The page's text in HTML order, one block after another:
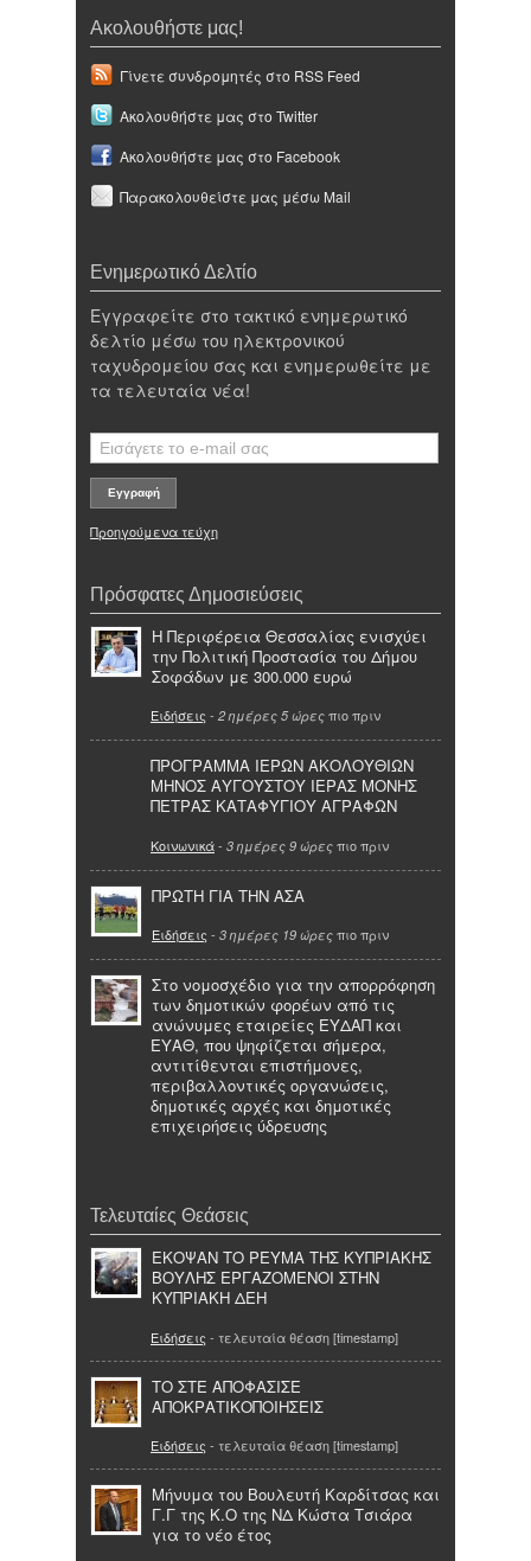
Ακολουθήστε μας!
Γίνετε συνδρομητές στο RSS Feed
Ακολουθήστε μας στο Twitter
Ακολουθήστε μας στο Facebook
Παρακολουθείστε μας μέσω Mail
Ενημερωτικό Δελτίο
Εγγραφείτε στο τακτικό ενημερωτικό
δελτίο μέσω του ηλεκτρονικού
ταχυδρομείου σας και ενημερωθείτε με
τα τελευταία νέα!
Προηγούμενα τεύχη
Πρόσφατες Δημοσιεύσεις
Η Περιφέρεια Θεσσαλίας ενισχύει
την Πολιτική Προστασία του Δήμου
Σοφάδων με 300.000 ευρώ
Ειδήσεις - 2 ημέρες 5 ώρες πιο πριν
ΠΡΟΓΡΑΜΜΑ ΙΕΡΩΝ ΑΚΟΛΟΥΘΙΩΝ
ΜΗΝΟΣ ΑΥΓΟΥΣΤΟΥ ΙΕΡΑΣ ΜΟΝΗΣ
ΠΕΤΡΑΣ ΚΑΤΑΦΥΓΙΟΥ ΑΓΡΑΦΩΝ
Κοινωνικά- 3 ημέρες 9 ώρες πιο πριν
ΠΡΩΤΗ ΓΙΑ ΤΗΝ ΑΣΑ
Ειδήσεις - 3 ημέρες 19 ώρες πιο πριν
Στο νομοσχέδιο για την απορρόφηση
των δημοτικών φορέων από τις
ανώνυμες εταιρείες ΕΥΔΑΠ και
ΕΥΑΘ, που ψηφίζεται σήμερα,
αντιτίθενται επιστήμονες,
περιβαλλοντικές οργανώσεις,
δημοτικές αρχές και δημοτικές
επιχειρήσεις ύδρευσης
Τελευταίες Θεάσεις
ΕΚΟΨΑΝ ΤΟ ΡΕΥΜΑ ΤΗΣ ΚΥΠΡΙΑΚΗΣ
ΒΟΥΛΗΣ ΕΡΓΑΖΟΜΕΝΟΙ ΣΤΗΝ
ΚΥΠΡΙΑΚΗ ΔΕΗ
Ειδήσεις - τελευταία θέαση [timestamp]
ΤΟ ΣΤΕ ΑΠΟΦΑΣΙΣΕ
ΑΠΟΚΡΑΤΙΚΟΠΟΙΗΣΕΙΣ
Ειδήσεις - τελευταία θέαση [timestamp]
Μήνυμα του Βουλευτή Καρδίτσας και
Γ.Γ της Κ.Ο της ΝΔ Κώστα Τσιάρα
για το νέο έτος